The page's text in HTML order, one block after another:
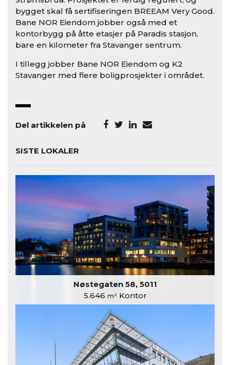
bygget skal få sertifiseringen BREEAM Very Good.
Bane NOR Eiendom jobber også med et
kontorbygg på åtte etasjer på Paradis stasjon,
bare en kilometer fra Stavanger sentrum.
I tillegg jobber Bane NOR Eiendom og K2
Stavanger med flere boligprosjekter i området.
Del artikkelen på
SISTE LOKALER
Nøstegaten 58, 5011
5.646 m²Kontor